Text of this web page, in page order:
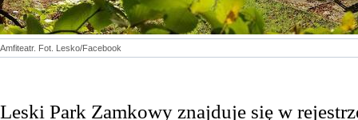
Amfiteatr. Fot. Lesko/Facebook
Leski Park Zamkowy znajduje się w